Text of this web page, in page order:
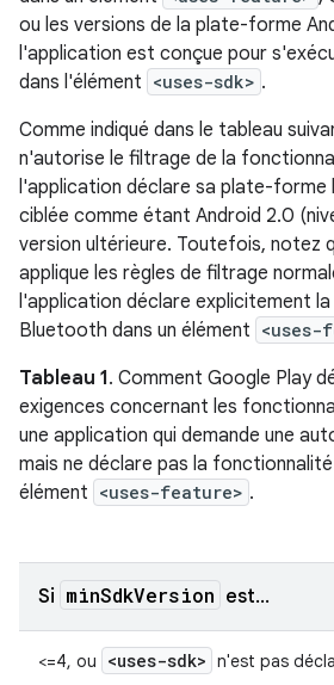
ou les versions de la plate-forme
l'application est conçue pour
dans l'élément <uses-sdk> .
Comme indiqué dans le tableau
n'autorise le filtrage de la
l'application déclare sa plate-forme
ciblée comme étant Android 2.0
version ultérieure. Toutefois, notez
applique les règles de filtrage
l'application déclare explicitement
Bluetooth dans un élément <uses-
Tableau 1. Comment Google Play
exigences concernant les
une application qui demande une
mais ne déclare pas la
élément <uses-feature> .
Si minSdkVersion est…
<=4, ou <uses-sdk> n'est pas